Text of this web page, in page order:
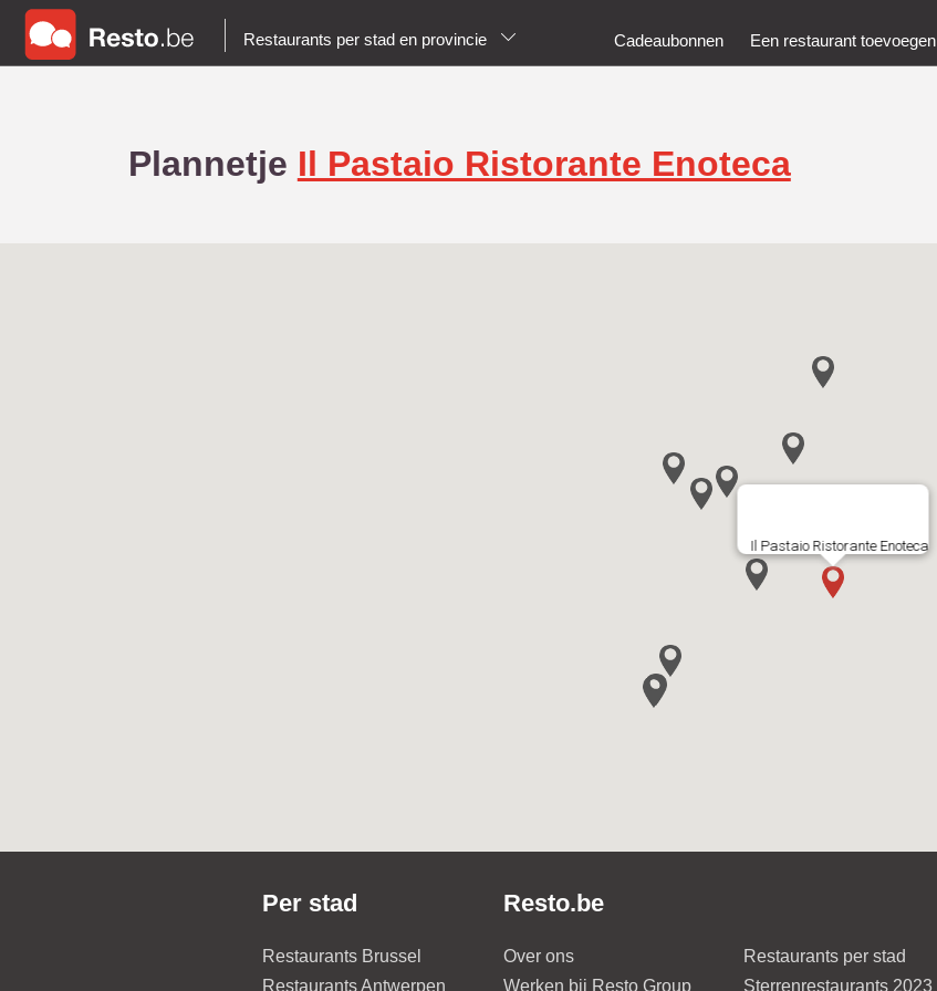
Restaurants per stad en provincie Cadeaubonnen Een restaurant toevoegen
Plannetje Il Pastaio Ristorante Enoteca
Il Pastaio Ristorante Enoteca
Per stad
Restaurants Brussel
Restaurants Antwerpen
Resto.be
Over ons
Werken bij Resto Group
Restaurants per stad
Sterrenrestaurants 2023